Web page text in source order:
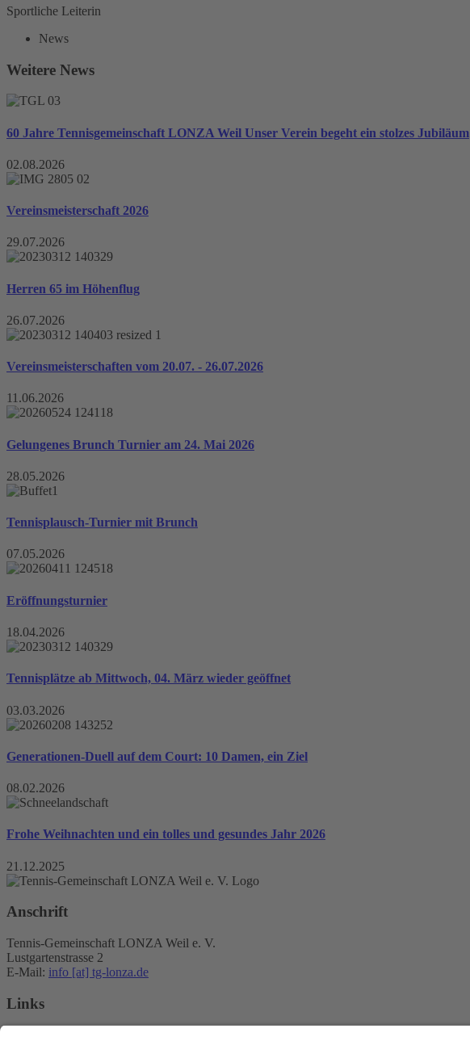
Sportliche Leiterin
News
Weitere News
60 Jahre Tennisgemeinschaft LONZA Weil Unser Verein begeht ein stolzes Jubiläum
02.08.2026
Vereinsmeisterschaft 2026
29.07.2026
Herren 65 im Höhenflug
26.07.2026
Vereinsmeisterschaften vom 20.07. - 26.07.2026
11.06.2026
Gelungenes Brunch Turnier am 24. Mai 2026
28.05.2026
Tennisplausch-Turnier mit Brunch
07.05.2026
Eröffnungsturnier
18.04.2026
Tennisplätze ab Mittwoch, 04. März wieder geöffnet
03.03.2026
Generationen-Duell auf dem Court: 10 Damen, ein Ziel
08.02.2026
Frohe Weihnachten und ein tolles und gesundes Jahr 2026
21.12.2025
Anschrift
Tennis-Gemeinschaft LONZA Weil e. V.
Lustgartenstrasse 2
E-Mail: info [at] tg-lonza.de
Links